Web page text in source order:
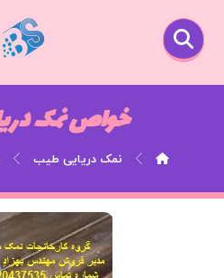
خواص نمک
نمک دریایی طیب